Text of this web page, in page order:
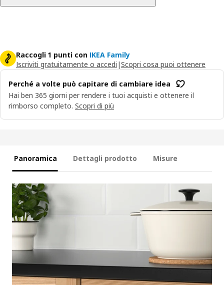
Raccogli 1 punti con IKEA Family
Iscriviti gratuitamente o accedi |Scopri cosa puoi ottenere
Perché a volte può capitare di cambiare idea
Hai ben 365 giorni per rendere i tuoi acquisti e ottenere il
rimborso completo. Scopri di più
Panoramica Dettagli prodotto Misure